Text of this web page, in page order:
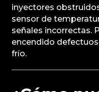
inyectores
sensor de
señales incorrectas.
encendido
frío.